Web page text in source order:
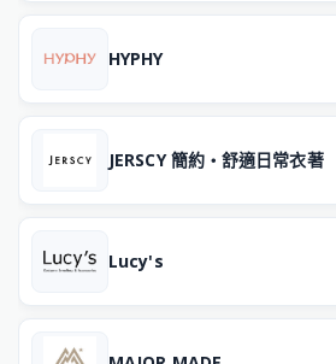
HYPHY
JERSCY 簡約‧舒適日常衣著
Lucy's